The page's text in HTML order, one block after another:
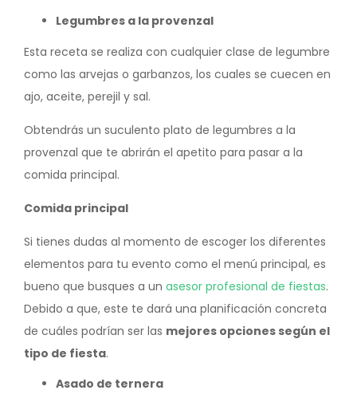
Legumbres a la provenzal
Esta receta se realiza con cualquier clase de legumbre
como las arvejas o garbanzos, los cuales se cuecen en
ajo, aceite, perejil y sal.
Obtendrás un suculento plato de legumbres a la
provenzal que te abrirán el apetito para pasar a la
comida principal.
Comida principal
Si tienes dudas al momento de escoger los diferentes
elementos para tu evento como el menú principal, es
bueno que busques a un asesor profesional de fiestas.
Debido a que, este te dará una planificación concreta
de cuáles podrían ser las mejores opciones según el
tipo de fiesta.
Asado de ternera